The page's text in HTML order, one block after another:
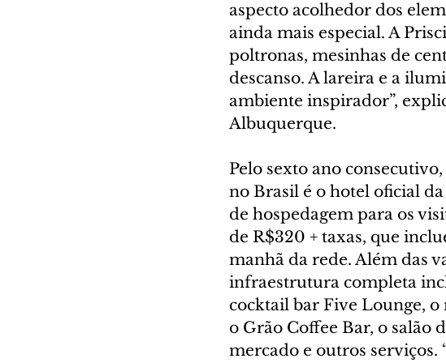
aspecto acolhedor dos
ainda mais especial. A
poltronas, mesinhas de
descanso. A lareira e a
ambiente inspirador”,
Albuquerque.
Pelo sexto ano
no Brasil é o hotel oficial
de hospedagem para os
de R$320 + taxas, que
manhã da rede. Além das
infraestrutura completa
cocktail bar Five Lounge,
o Grão Coffee Bar, o salão
mercado e outros serviços.